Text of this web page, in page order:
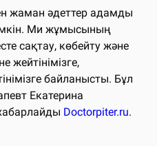
жаман әдеттер адамды
Ми жұмысының
сақтау, көбейту және
жейтінімізге,
байланысты. Бұл
Екатерина
Doctorpiter.ru.